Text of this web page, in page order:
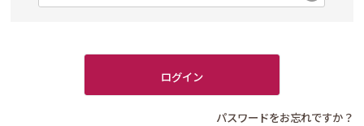
)
ログイン
パスワードをお忘れですか？